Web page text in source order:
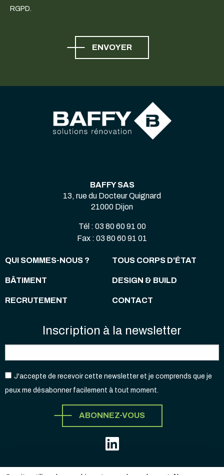
RGPD.
ENVOYER
BAFFY SAS
13, rue du Docteur Quignard
21000 Dijon
Tél : 03 80 60 91 00
Fax : 03 80 60 91 01
QUI SOMMES-NOUS ? TOUS CORPS D'ÉTAT
BÂTIMENT DESIGN & BUILD
RECRUTEMENT CONTACT
Inscription à la newsletter
J'accepte de recevoir cette newsletter et je comprends que je
peux me désabonner facilement à tout moment.
ABONNEZ-VOUS